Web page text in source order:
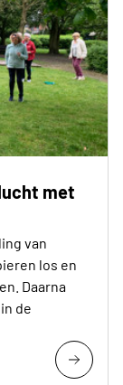
met
van
los en
Daarna
de